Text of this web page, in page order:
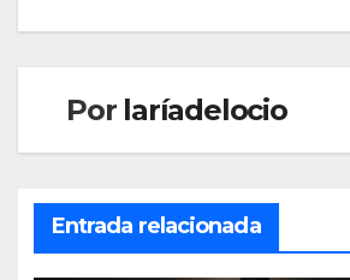
Por laríadelocio
Entrada relacionada